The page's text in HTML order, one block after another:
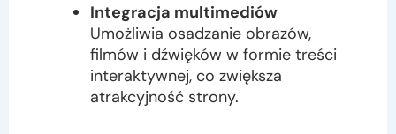
Integracja multimediów
Umożliwia osadzanie obrazów,
filmów i dźwięków w formie treści
interaktywnej, co zwiększa
atrakcyjność strony.